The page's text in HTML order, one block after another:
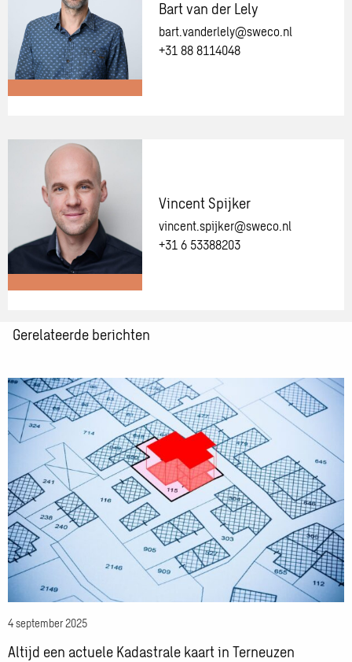
onze
adviseurs
informatie
Bart van der Lely
bart.vanderlely@sweco.nl
+31 88 8114048
informatie
Vincent
Spijker
Vincent Spijker
vincent.spijker@sweco.nl
+31 6 53388203
Gerelateerde berichten
4 september 2025
Altijd een actuele Kadastrale kaart in Terneuzen
Lees
meer
over
Altijd
actuele
Kadastrale
kaart
in
Terneuzen